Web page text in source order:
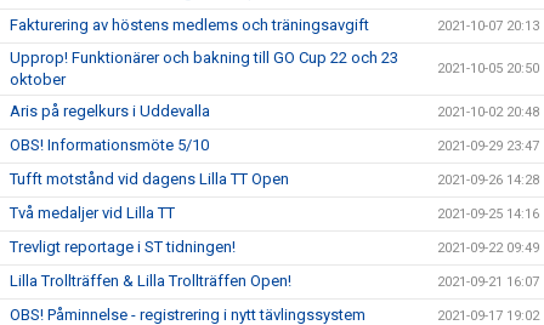
Fakturering av höstens medlems och träningsavgift 2021-10-07 20:13
Upprop! Funktionärer och bakning till GO Cup 22 och 23
oktober
2021-10-05 20:50
Aris på regelkurs i Uddevalla 2021-10-02 20:48
OBS! Informationsmöte 5/10 2021-09-29 23:47
Tufft motstånd vid dagens Lilla TT Open 2021-09-26 14:28
Två medaljer vid Lilla TT 2021-09-25 14:16
Trevligt reportage i ST tidningen! 2021-09-22 09:49
Lilla Trollträffen & Lilla Trollträffen Open! 2021-09-21 16:07
OBS! Påminnelse - registrering i nytt tävlingssystem 2021-09-17 19:02